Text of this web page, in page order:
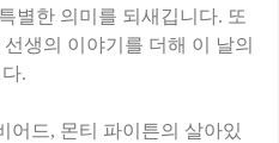
별한 의미를 되새깁니다. 또
생의 이야기를 더해 이 날의
.
어드, 몬티 파이튼의 살아있